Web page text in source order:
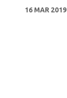
16 MAR 2019